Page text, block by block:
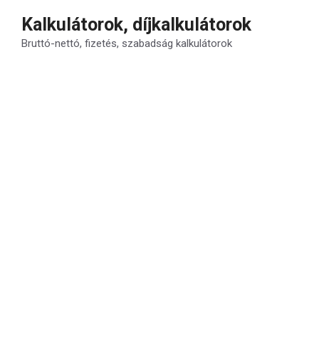
tartalomba
Kalkulátorok, díjkalkulátorok
Bruttó-nettó, fizetés, szabadság kalkulátorok